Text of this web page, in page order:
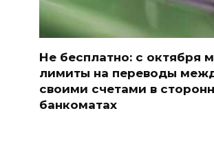
Не бесплатно: с октября
лимиты на переводы
своими счетами в
банкоматах